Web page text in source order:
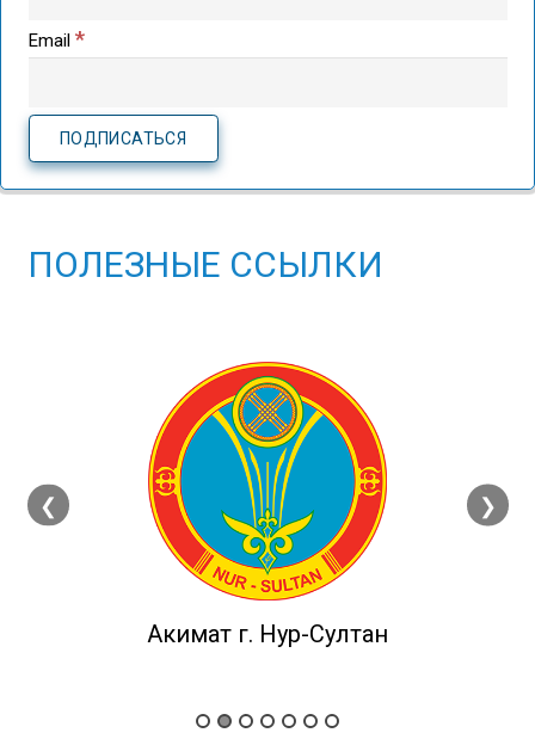
Email *
ПОЛЕЗНЫЕ ССЫЛКИ
❮
Акимат г. Нур-Султан
❯